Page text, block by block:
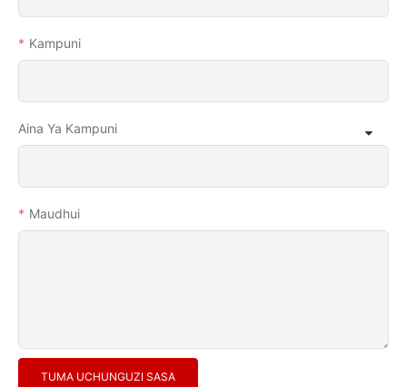
Kampuni
Aina Ya Kampuni
Maudhui
TUMA UCHUNGUZI SASA